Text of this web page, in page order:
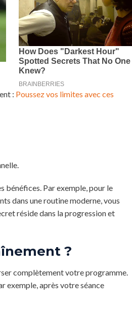
: Poussez vos limites avec ces
bénéfices. Par exemple, pour le
dans une routine moderne, vous
réside dans la progression et
?
complètement votre programme.
exemple, après votre séance